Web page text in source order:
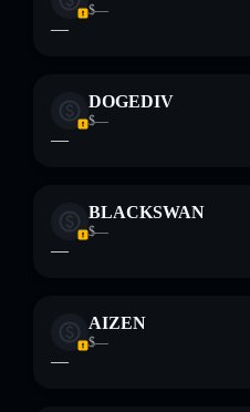
$—
—
DOGEDIV
$—
—
BLACKSWAN
$—
—
AIZEN
$—
—